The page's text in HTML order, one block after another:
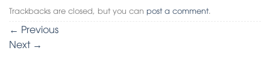
Trackbacks are closed, but you can post a comment.
← Previous
Next →